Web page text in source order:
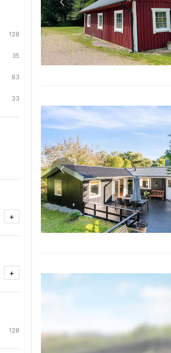
128
35
83
33
+
+
128